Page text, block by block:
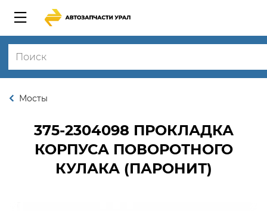
Мосты
375-2304098 ПРОКЛАДКА
КОРПУСА ПОВОРОТНОГО
КУЛАКА (ПАРОНИТ)